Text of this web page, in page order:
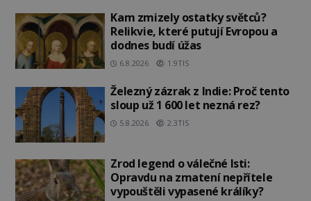
Kam zmizely ostatky světců?
Relikvie, které putují Evropou a
dodnes budí úžas
6.8.2026 1.9TIS
Železný zázrak z Indie: Proč tento
sloup už 1 600 let nezná rez?
5.8.2026 2.3TIS
Zrod legend o válečné lsti:
Opravdu na zmatení nepřítele
vypouštěli vypasené králíky?